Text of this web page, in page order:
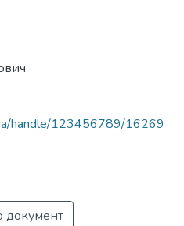
handle/123456789/16269
документ